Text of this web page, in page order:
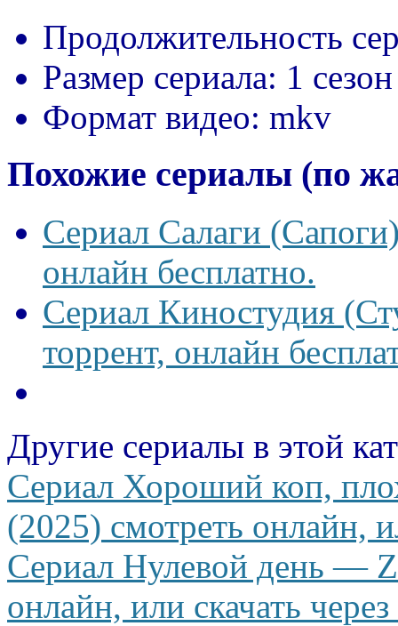
Продолжительность
Размер сериала: 1
Формат видео: mkv
Похожие сериалы (по
Сериал Салаги
онлайн бесплатно.
Сериал Киностудия
торрент, онлайн
Другие сериалы в этой
Сериал Хороший коп,
(2025) смотреть онлайн,
Сериал Нулевой день —
онлайн, или скачать